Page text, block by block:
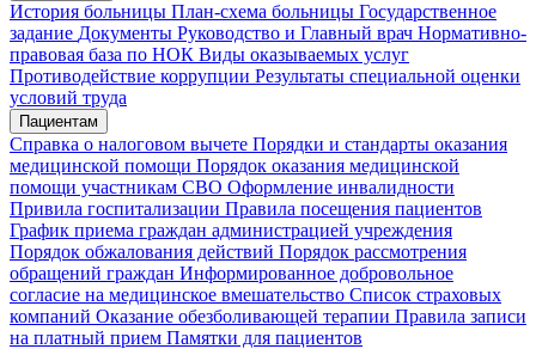
История больницы План-схема больницы Государственное
задание Документы Руководство и Главный врач Нормативно-
правовая база по НОК Виды оказываемых услуг
Противодействие коррупции Результаты специальной оценки
условий труда
Пациентам
Справка о налоговом вычете Порядки и стандарты оказания
медицинской помощи Порядок оказания медицинской
помощи участникам СВО Оформление инвалидности
Привила госпитализации Правила посещения пациентов
График приема граждан администрацией учреждения
Порядок обжалования действий Порядок рассмотрения
обращений граждан Информированное добровольное
согласие на медицинское вмешательство Список страховых
компаний Оказание обезболивающей терапии Правила записи
на платный прием Памятки для пациентов